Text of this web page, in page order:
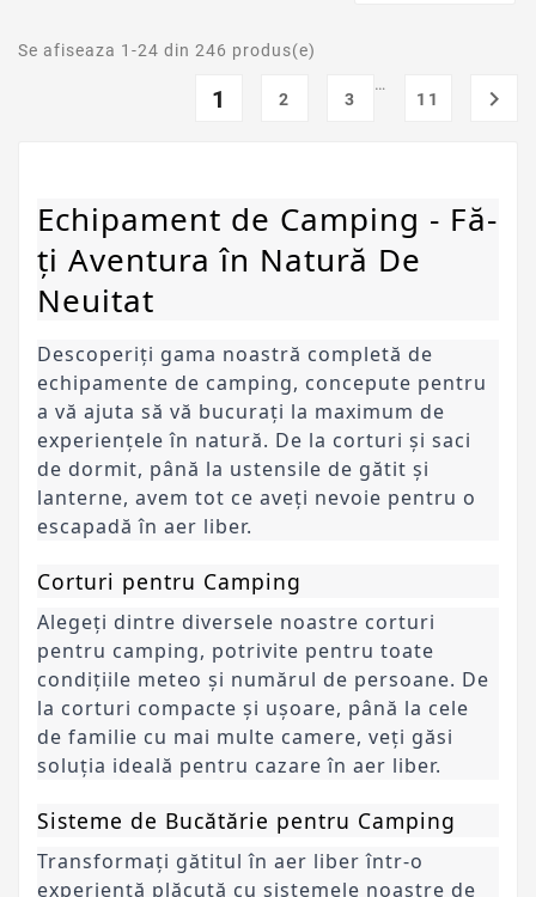
Se afiseaza 1-24 din 246 produs(e)
1 2 3
…
11

Echipament de Camping - Fă-
ți Aventura în Natură De
Neuitat
Descoperiți gama noastră completă de
echipamente de camping, concepute pentru
a vă ajuta să vă bucurați la maximum de
experiențele în natură. De la corturi și saci
de dormit, până la ustensile de gătit și
lanterne, avem tot ce aveți nevoie pentru o
escapadă în aer liber.
Corturi pentru Camping
Alegeți dintre diversele noastre corturi
pentru camping, potrivite pentru toate
condițiile meteo și numărul de persoane. De
la corturi compacte și ușoare, până la cele
de familie cu mai multe camere, veți găsi
soluția ideală pentru cazare în aer liber.
Sisteme de Bucătărie pentru Camping
Transformați gătitul în aer liber într-o
experiență plăcută cu sistemele noastre de